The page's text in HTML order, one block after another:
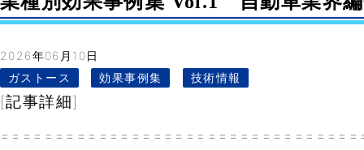
2026年06月10日
ガストース
効果事例集 技術情報
[記事詳細]